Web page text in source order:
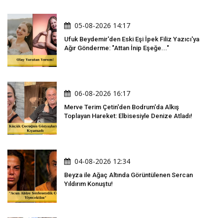
05-08-2026 14:17
Ufuk Beydemir'den Eski Eşi İpek Filiz Yazıcı'ya
Ağır Gönderme: "Attan İnip Eşeğe..."
06-08-2026 16:17
Merve Terim Çetin'den Bodrum'da Alkış
Toplayan Hareket: Elbisesiyle Denize Atladı!
04-08-2026 12:34
Beyza ile Ağaç Altında Görüntülenen Sercan
Yıldırım Konuştu!